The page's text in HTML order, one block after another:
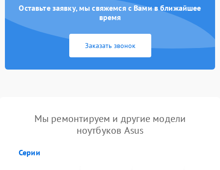
Оставьте заявку, мы свяжемся с Вами в ближайшее
время
Заказать звонок
Мы ремонтируем и другие модели
ноутбуков Asus
Серии